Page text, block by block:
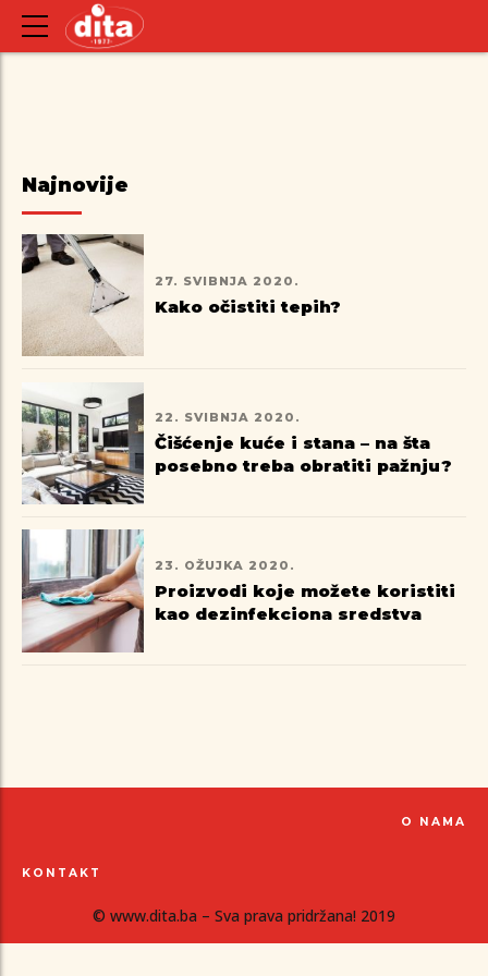
Najnovije
27. SVIBNJA 2020.
Kako očistiti tepih?
22. SVIBNJA 2020.
Čišćenje kuće i stana – na šta
posebno treba obratiti pažnju?
23. OŽUJKA 2020.
Proizvodi koje možete koristiti
kao dezinfekciona sredstva
O NAMA
KONTAKT
© www.dita.ba – Sva prava pridržana! 2019